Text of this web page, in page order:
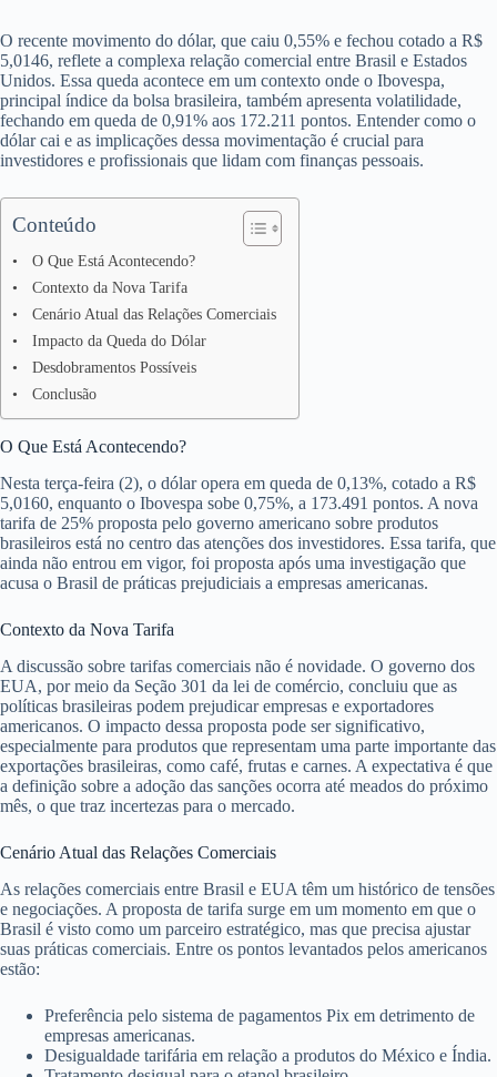
O recente movimento do dólar, que caiu 0,55% e fechou cotado a R$
5,0146, reflete a complexa relação comercial entre Brasil e Estados
Unidos. Essa queda acontece em um contexto onde o Ibovespa,
principal índice da bolsa brasileira, também apresenta volatilidade,
fechando em queda de 0,91% aos 172.211 pontos. Entender como o
dólar cai e as implicações dessa movimentação é crucial para
investidores e profissionais que lidam com finanças pessoais.
Conteúdo
O Que Está Acontecendo?
Contexto da Nova Tarifa
Cenário Atual das Relações Comerciais
Impacto da Queda do Dólar
Desdobramentos Possíveis
Conclusão
O Que Está Acontecendo?
Nesta terça-feira (2), o dólar opera em queda de 0,13%, cotado a R$
5,0160, enquanto o Ibovespa sobe 0,75%, a 173.491 pontos. A nova
tarifa de 25% proposta pelo governo americano sobre produtos
brasileiros está no centro das atenções dos investidores. Essa tarifa, que
ainda não entrou em vigor, foi proposta após uma investigação que
acusa o Brasil de práticas prejudiciais a empresas americanas.
Contexto da Nova Tarifa
A discussão sobre tarifas comerciais não é novidade. O governo dos
EUA, por meio da Seção 301 da lei de comércio, concluiu que as
políticas brasileiras podem prejudicar empresas e exportadores
americanos. O impacto dessa proposta pode ser significativo,
especialmente para produtos que representam uma parte importante das
exportações brasileiras, como café, frutas e carnes. A expectativa é que
a definição sobre a adoção das sanções ocorra até meados do próximo
mês, o que traz incertezas para o mercado.
Cenário Atual das Relações Comerciais
As relações comerciais entre Brasil e EUA têm um histórico de tensões
e negociações. A proposta de tarifa surge em um momento em que o
Brasil é visto como um parceiro estratégico, mas que precisa ajustar
suas práticas comerciais. Entre os pontos levantados pelos americanos
estão:
Preferência pelo sistema de pagamentos Pix em detrimento de
empresas americanas.
Desigualdade tarifária em relação a produtos do México e Índia.